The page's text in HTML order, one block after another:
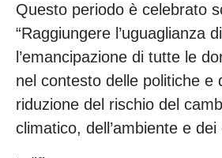
Questo periodo è celebrato
“Raggiungere l’uguaglianza
l’emancipazione di tutte le
nel contesto delle politiche e
riduzione del rischio del
climatico, dell’ambiente e dei